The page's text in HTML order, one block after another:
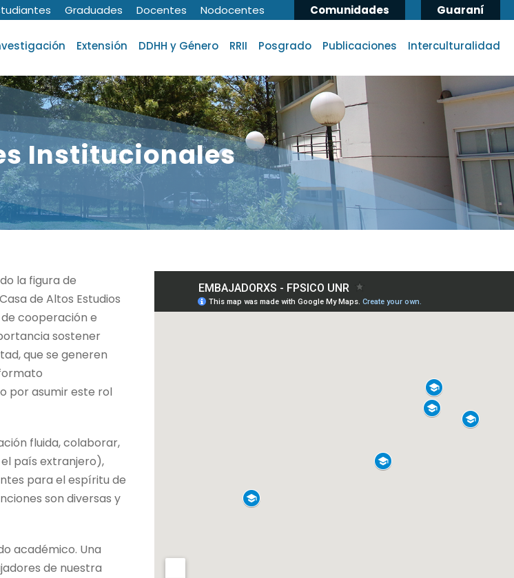
Graduades Docentes Nodocentes Comunidades Guaraní
Extensión DDHH y Género RRII Posgrado Publicaciones Interculturalidad
Institucionales
la figura de
de Altos Estudios
cooperación e
sostener
que se generen
por asumir este rol
fluida, colaborar,
país extranjero),
para el espíritu de
son diversas y
académico. Una
de nuestra